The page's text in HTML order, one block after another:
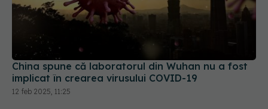
China spune că laboratorul din Wuhan nu a fost
implicat în crearea virusului COVID-19
12 feb 2025, 11:25